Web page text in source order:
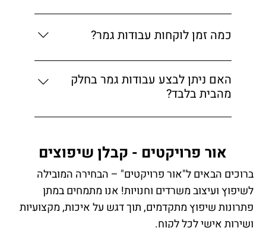
אור פרויקטים - קבלן שיפוצים
ברוכים הבאים ל"אור פרויקטים" – הבחירה המובילה
לשיפוץ ועיצוב משרדים וחנויות! אנו מתמחים במתן
פתרונות שיפוץ מתקדמים, תוך דגש על איכות, מקצועיות
ושירות אישי לכל לקוח.
כן, אנו מספקים פתרון כולל מבניית שלד ועד
עבודות הגמר.
כמה זמן לוקחות עבודות גמר?
משך הזמן משתנה לפי היקף הפרויקט, אך בדרך
כלל בין מספר שבועות לחודשיים.
האם ניתן לבצע עבודות גמר בחלק
מהבית בלבד?
כן, אנו מבצעים עבודות גמר גם באזורים ספציפיים